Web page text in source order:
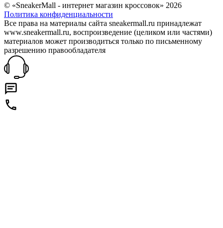
© «SneakerMall - интернет магазин кроссовок» 2026
Политика конфиденциальности
Все права на материалы сайта sneakermall.ru принадлежат
www.sneakermall.ru, воспроизведение (целиком или частями)
материалов может производиться только по письменному
разрешению правообладателя